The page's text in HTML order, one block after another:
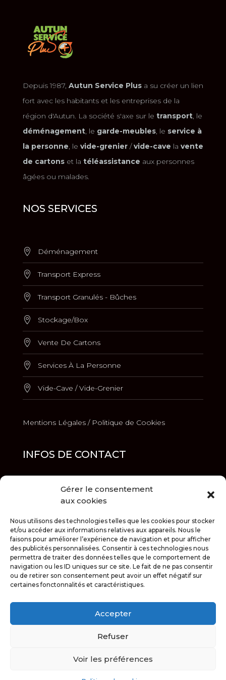
Gérer le consentement
aux cookies
Nous utilisons des technologies telles que les cookies pour stocker
et/ou accéder aux informations relatives aux appareils. Nous le
faisons pour améliorer l’expérience de navigation et pour afficher
des publicités personnalisées. Consentir à ces technologies nous
permettra de traiter des données telles que le comportement de
navigation ou les ID uniques sur ce site. Le fait de ne pas consentir
ou de retirer son consentement peut avoir un effet négatif sur
certaines fonctonnalités et caractéristiques.
Accepter
Refuser
Voir les préférences
Depuis 1987, Autun Service Plusa su créer un lien
fort avec les habitants et les entreprises de la
région d'Autun. La société s'axe sur le transport, le
déménagement, le garde-meubles, le service à
la personne, le vide-grenier/vide-cave la vente
de cartonset la téléassistance aux personnes
âgées ou malades.
NOS SERVICES
Déménagement
Transport Express
Transport Granulés - Bûches
Stockage/Box
Vente De Cartons
Services À La Personne
Vide-Cave / Vide-Grenier
Mentions Légales / Politique de Cookies
INFOS DE CONTACT
Adresse

Téléphone
03.85.86.32.32

Email
Lun-Ven : 08:00–12:00 / 14:00–18:00